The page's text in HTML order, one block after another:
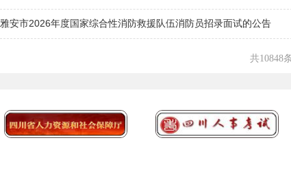
雅安市2026年度国家综合性消防救援队伍消防员招录面试的公告
共10848